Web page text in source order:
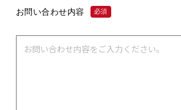
お問い合わせ内容 必須